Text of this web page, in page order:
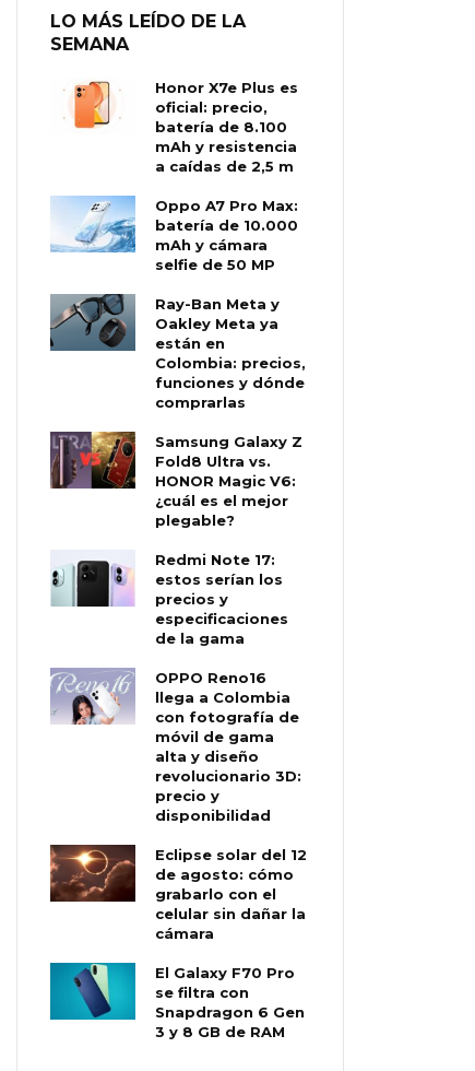
LO MÁS LEÍDO DE LA
SEMANA
Honor X7e Plus es
oficial: precio,
batería de 8.100
mAh y resistencia
a caídas de 2,5 m
Oppo A7 Pro Max:
batería de 10.000
mAh y cámara
selfie de 50 MP
Ray-Ban Meta y
Oakley Meta ya
están en
Colombia: precios,
funciones y dónde
comprarlas
Samsung Galaxy Z
Fold8 Ultra vs.
HONOR Magic V6:
¿cuál es el mejor
plegable?
Redmi Note 17:
estos serían los
precios y
especificaciones
de la gama
OPPO Reno16
llega a Colombia
con fotografía de
móvil de gama
alta y diseño
revolucionario 3D:
precio y
disponibilidad
Eclipse solar del 12
de agosto: cómo
grabarlo con el
celular sin dañar la
cámara
El Galaxy F70 Pro
se filtra con
Snapdragon 6 Gen
3 y 8 GB de RAM